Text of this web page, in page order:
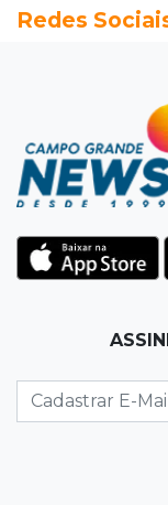
23:00Ideb
Homem é
policiais
22:42
Palmeiras e
Eleitorado
colinha será
Redes